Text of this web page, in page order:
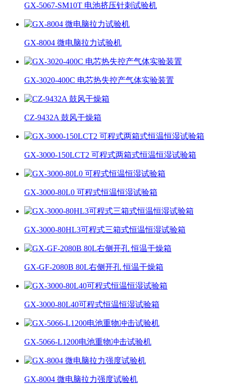
GX-5067-SM10T 电池挤压针刺试验机
GX-8004 微电脑拉力试验机
GX-3020-400C 电芯热失控产气体实验装置
CZ-9432A 鼓风干燥箱
GX-3000-150LCT2 可程式两箱式恒温恒湿试验箱
GX-3000-80L0 可程式恒温恒湿试验箱
GX-3000-80HL3可程式三箱式恒温恒湿试验箱
GX-GF-2080B 80L右侧开孔 恒温干燥箱
GX-3000-80L40可程式恒温恒湿试验箱
GX-5066-L1200电池重物冲击试验机
GX-8004 微电脑拉力强度试验机